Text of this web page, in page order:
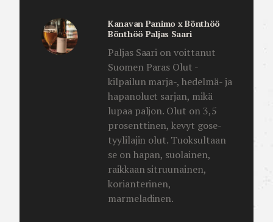
Kanavan Panimo x Bönthöö
Bönthöö Paljas Saari
Paljas Saari on voittanut
Suomen Paras Olut -
kilpailun marja-, hedelmä- ja
hapanoluet sarjan, mikä
lupaa paljon. Olut on 3,5
prosenttinen, kevyt gose-
tyylilajin olut. Tuoksultaan
se on hapan, suolainen,
raikkaan sitruunainen,
korianterinen,
marmeladinen.